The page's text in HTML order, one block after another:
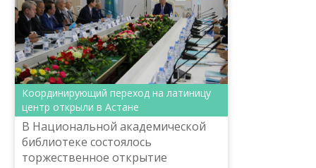
Координирующий переход на латиницу
центр открыли в Астане
В Национальной академической
библиотеке состоялось
торжественное открытие